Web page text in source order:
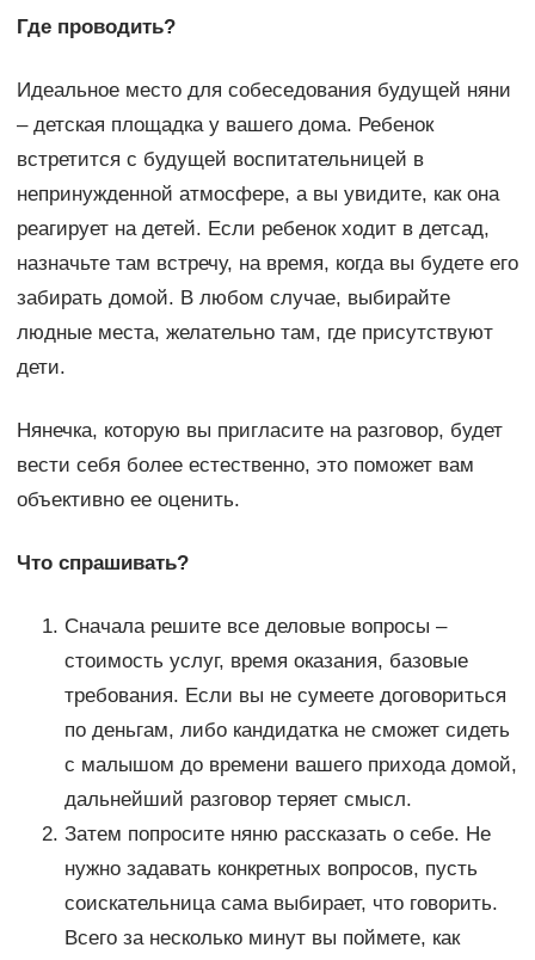
Где проводить?
Идеальное место для собеседования будущей няни
– детская площадка у вашего дома. Ребенок
встретится с будущей воспитательницей в
непринужденной атмосфере, а вы увидите, как она
реагирует на детей. Если ребенок ходит в детсад,
назначьте там встречу, на время, когда вы будете его
забирать домой. В любом случае, выбирайте
людные места, желательно там, где присутствуют
дети.
Нянечка, которую вы пригласите на разговор, будет
вести себя более естественно, это поможет вам
объективно ее оценить.
Что спрашивать?
Сначала решите все деловые вопросы –
стоимость услуг, время оказания, базовые
требования. Если вы не сумеете договориться
по деньгам, либо кандидатка не сможет сидеть
с малышом до времени вашего прихода домой,
дальнейший разговор теряет смысл.
Затем попросите няню рассказать о себе. Не
нужно задавать конкретных вопросов, пусть
соискательница сама выбирает, что говорить.
Всего за несколько минут вы поймете, как